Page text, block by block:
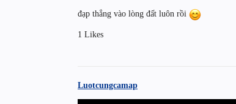
đạp thẳng vào lòng đất luôn rồi
1 Likes
Luotcungcamap